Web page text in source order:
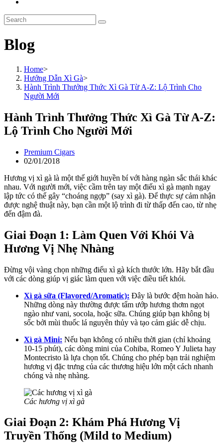
search
Search
this
Blog
Home>
Hướng Dẫn Xì Gà>
Hành Trình Thưởng Thức Xì Gà Từ A-Z: Lộ Trình Cho
Người Mới
Hành Trình Thưởng Thức Xì Gà Từ A-Z:
Lộ Trình Cho Người Mới
Post
author:
Premium Cigars
Post
02/01/2018
Hương vị xì gà là một thế giới huyền bí với hàng ngàn sắc thái khác
nhau. Với người mới, việc cầm trên tay một điếu xì gà mạnh ngay
lập tức có thể gây “choáng ngợp” (say xì gà). Để thực sự cảm nhận
được nghệ thuật này, bạn cần một lộ trình đi từ thấp đến cao, từ nhẹ
đến đậm đà.
Giai Đoạn 1: Làm Quen Với Khói Và
Hương Vị Nhẹ Nhàng
Đừng vội vàng chọn những điếu xì gà kích thước lớn. Hãy bắt đầu
với các dòng giúp vị giác làm quen với việc điều tiết khói.
Xì gà sữa (Flavored/Aromatic): Đây là bước đệm hoàn hảo.
Những dòng này thường được tẩm ướp hương thơm ngọt
ngào như vani, socola, hoặc sữa. Chúng giúp bạn không bị
sốc bởi mùi thuốc lá nguyên thủy và tạo cảm giác dễ chịu.
Xì gà Mini: Nếu bạn không có nhiều thời gian (chỉ khoảng
10-15 phút), các dòng mini của Cohiba, Romeo Y Julieta hay
Montecristo là lựa chọn tốt. Chúng cho phép bạn trải nghiệm
hương vị đặc trưng của các thương hiệu lớn một cách nhanh
chóng và nhẹ nhàng.
Các hương vị xì gà
Giai Đoạn 2: Khám Phá Hương Vị
Truyền Thống (Mild to Medium)